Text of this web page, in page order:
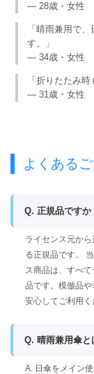
— 28歳・女性
「晴雨兼用で
す。」
— 34歳・女性
「折りたたみ
— 31歳・女性
よくある
Q. 正規品ですか
ライセンス元か
る正規品です。
ス商品は、すべ
品です。模倣品や
安心してご利用く
Q. 晴雨兼用傘と
A. 日傘をメイン